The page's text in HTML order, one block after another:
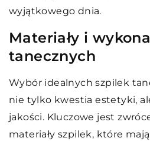
wyjątkowego dnia.
Materiały i
tanecznych
Wybór idealnych szpilek
nie tylko kwestia estetyki,
jakości. Kluczowe jest
materiały szpilek, które